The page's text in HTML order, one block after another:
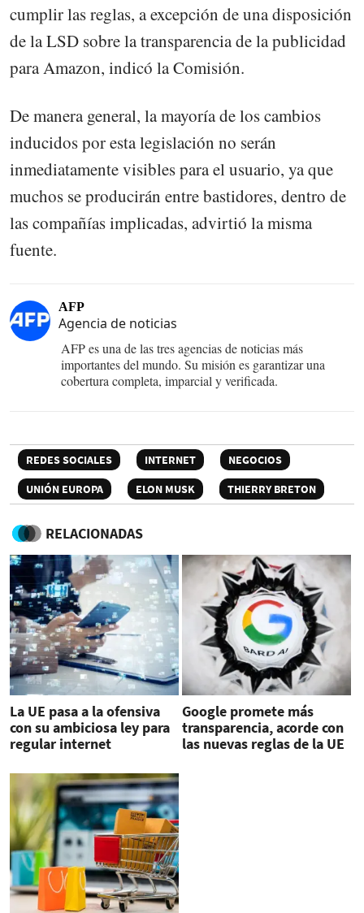
cumplir las reglas, a excepción de una disposición
de la LSD sobre la transparencia de la publicidad
para Amazon, indicó la Comisión.
De manera general, la mayoría de los cambios
inducidos por esta legislación no serán
inmediatamente visibles para el usuario, ya que
muchos se producirán entre bastidores, dentro de
las compañías implicadas, advirtió la misma
fuente.
AFP
Agencia de noticias
AFP es una de las tres agencias de noticias más
importantes del mundo. Su misión es garantizar una
cobertura completa, imparcial y verificada.
REDES SOCIALES INTERNET
NEGOCIOS
UNIÓN EUROPA
ELON MUSK THIERRY BRETON
RELACIONADAS
La UE pasa a la ofensiva
con su ambiciosa ley para
regular internet
Google promete más
transparencia, acorde con
las nuevas reglas de la UE